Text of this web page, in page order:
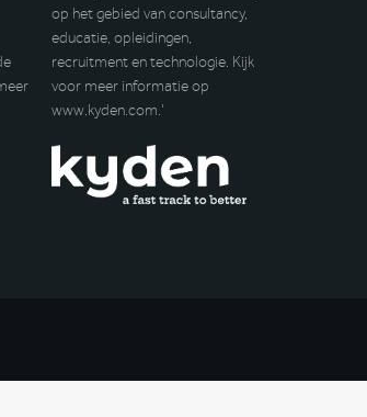
op het gebied van consultancy,
educatie, opleidingen,
recruitment en technologie. Kijk
voor meer informatie op
www.kyden.com.’